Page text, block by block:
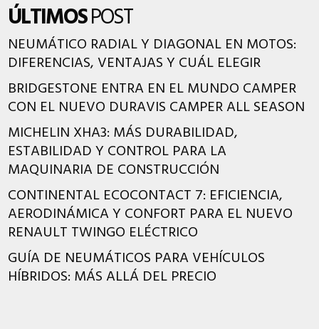
ÚLTIMOSPOST
NEUMÁTICO RADIAL Y DIAGONAL EN MOTOS:
DIFERENCIAS, VENTAJAS Y CUÁL ELEGIR
BRIDGESTONE ENTRA EN EL MUNDO CAMPER
CON EL NUEVO DURAVIS CAMPER ALL SEASON
MICHELIN XHA3: MÁS DURABILIDAD,
ESTABILIDAD Y CONTROL PARA LA
MAQUINARIA DE CONSTRUCCIÓN
CONTINENTAL ECOCONTACT 7: EFICIENCIA,
AERODINÁMICA Y CONFORT PARA EL NUEVO
RENAULT TWINGO ELÉCTRICO
GUÍA DE NEUMÁTICOS PARA VEHÍCULOS
HÍBRIDOS: MÁS ALLÁ DEL PRECIO